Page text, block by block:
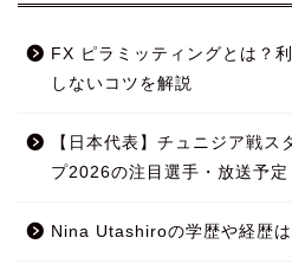
FX ピラミッティングとは？
しないコツを解説
【日本代表】チュニジア戦ス
プ2026の注目選手・放送予
Nina Utashiroの学歴や経歴は